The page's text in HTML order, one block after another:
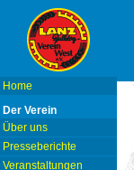
Home
Der Verein
Über uns
Presseberichte
Veranstaltungen